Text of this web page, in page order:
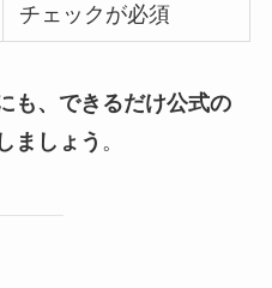
チェックが必須
も、できるだけ公式の
ましょう 。